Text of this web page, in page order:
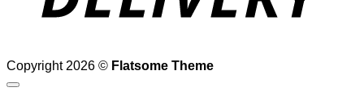
Copyright 2026 © Flatsome Theme